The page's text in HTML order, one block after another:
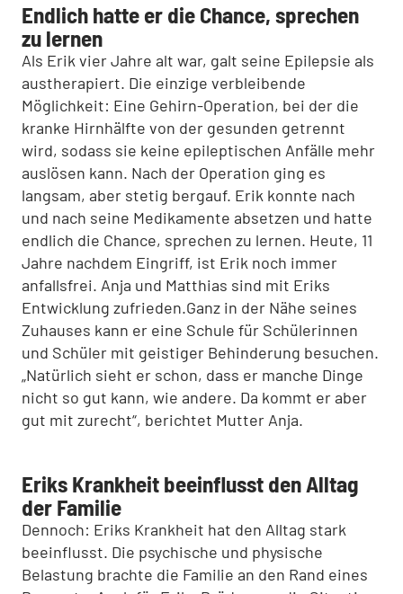
Endlich hatte er die Chance, sprechen
zu lernen
Als Erik vier Jahre alt war, galt seine Epilepsie als
austherapiert. Die einzige verbleibende
Möglichkeit: Eine Gehirn-Operation, bei der die
kranke Hirnhälfte von der gesunden getrennt
wird, sodass sie keine epileptischen Anfälle mehr
auslösen kann. Nach der Operation ging es
langsam, aber stetig bergauf. Erik konnte nach
und nach seine Medikamente absetzen und hatte
endlich die Chance, sprechen zu lernen. Heute, 11
Jahre nachdem Eingriff, ist Erik noch immer
anfallsfrei. Anja und Matthias sind mit Eriks
Entwicklung zufrieden.Ganz in der Nähe seines
Zuhauses kann er eine Schule für Schülerinnen
und Schüler mit geistiger Behinderung besuchen.
„Natürlich sieht er schon, dass er manche Dinge
nicht so gut kann, wie andere. Da kommt er aber
gut mit zurecht“, berichtet Mutter Anja.
Eriks Krankheit beeinflusst den Alltag
der Familie
Dennoch: Eriks Krankheit hat den Alltag stark
beeinflusst. Die psychische und physische
Belastung brachte die Familie an den Rand eines